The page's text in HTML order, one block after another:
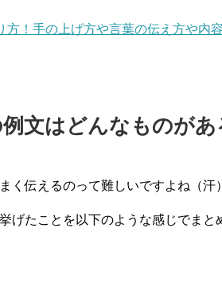
方！手の上げ方や言葉の伝え方や内
文はどんなものがあ
く伝えるのって難しいですよね（汗）
げたことを以下のような感じでま